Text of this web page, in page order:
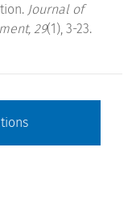
Journal of
29(1), 3-23.